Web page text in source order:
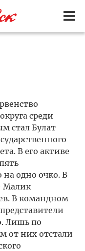
среди
стал Булат
В его активе
на одно очко. В
Малик
В командном
Лишь по
от них отстали